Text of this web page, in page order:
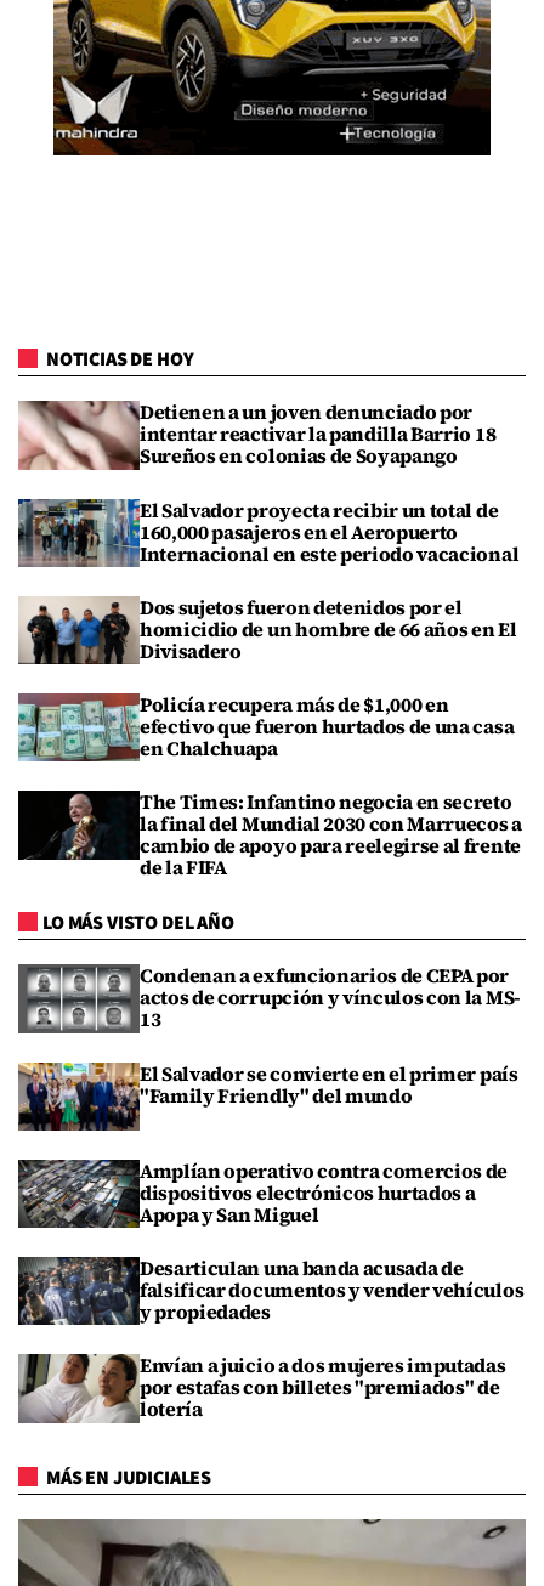
NOTICIAS DE HOY
Detienen a un joven denunciado por
intentar reactivar la pandilla Barrio 18
Sureños en colonias de Soyapango
El Salvador proyecta recibir un total de
160,000 pasajeros en el Aeropuerto
Internacional en este periodo vacacional
Dos sujetos fueron detenidos por el
homicidio de un hombre de 66 años en El
Divisadero
Policía recupera más de $1,000 en
efectivo que fueron hurtados de una casa
en Chalchuapa
The Times: Infantino negocia en secreto
la final del Mundial 2030 con Marruecos a
cambio de apoyo para reelegirse al frente
de la FIFA
LO MÁS VISTO DEL AÑO
Condenan a exfuncionarios de CEPA por
actos de corrupción y vínculos con la MS-
13
El Salvador se convierte en el primer país
"Family Friendly" del mundo
Amplían operativo contra comercios de
dispositivos electrónicos hurtados a
Apopa y San Miguel
Desarticulan una banda acusada de
falsificar documentos y vender vehículos
y propiedades
Envían a juicio a dos mujeres imputadas
por estafas con billetes "premiados" de
lotería
MÁS EN JUDICIALES